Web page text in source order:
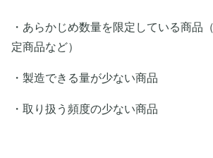
・あらかじめ数量を限定している商品
定商品など）
・製造できる量が少ない商品
・取り扱う頻度の少ない商品